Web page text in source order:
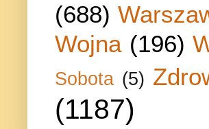
(688)
Wojna (196)
Sobota (5)
(1187)